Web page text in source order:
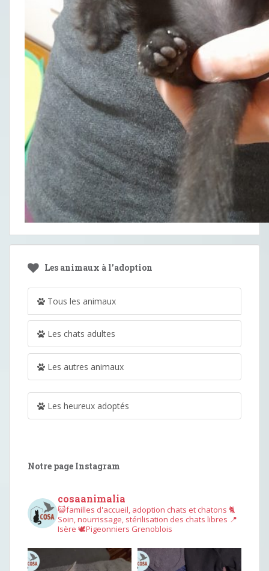
Les animaux à l’adoption
Tous les animaux
Les chats adultes
Les autres animaux
Les heureux adoptés
Notre page Instagram
cosaanimalia
😺familles d'accueil, adoption chats et chatons 🐈
Soin, nourrissage, stérilisation des chats libres 📍
Isère 🕊︎Pigeonniers Grenoblois